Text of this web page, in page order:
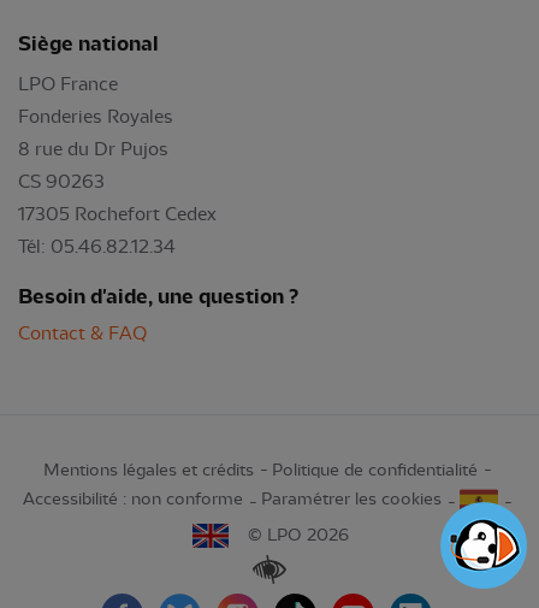
Siège national
LPO France
Fonderies Royales
8 rue du Dr Pujos
CS 90263
17305 Rochefort Cedex
Tél: 05.46.82.12.34
Besoin d'aide, une question ?
Contact & FAQ
Mentions légales et crédits
Politique de confidentialité
Accessibilité : non conforme
Paramétrer les cookies
© LPO 2026
Renforcer les contrastes